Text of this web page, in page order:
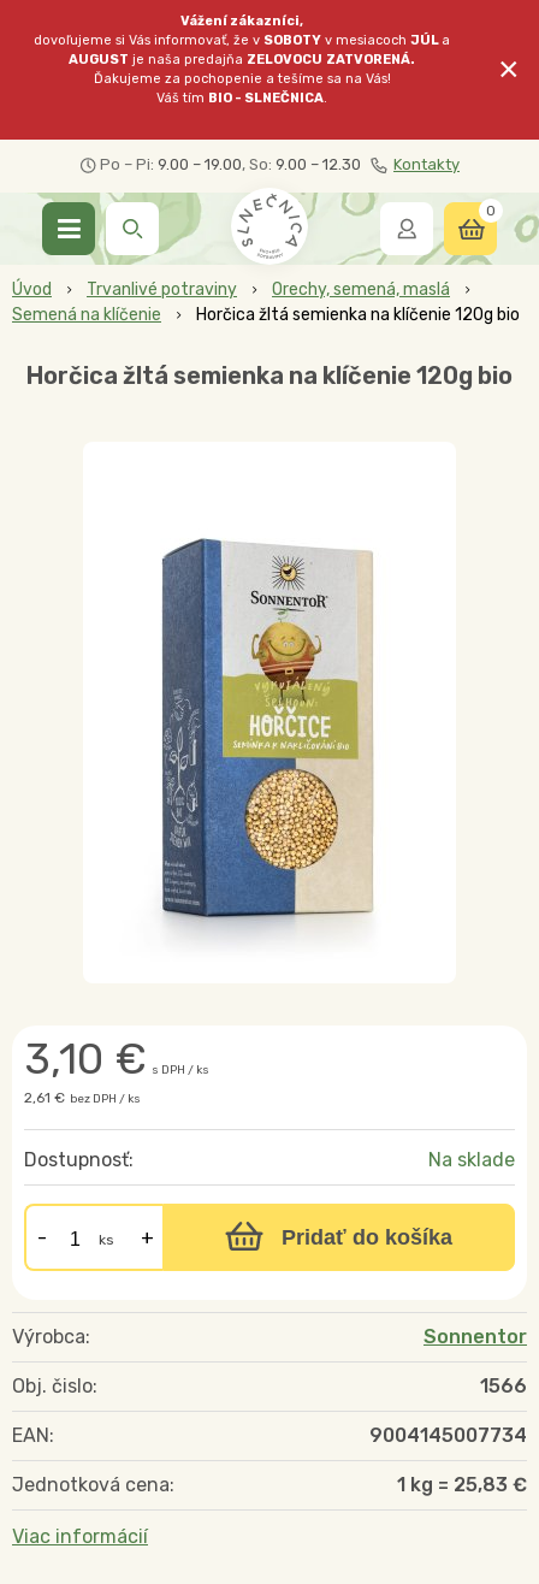
Vážení zákazníci,
dovoľujeme si Vás informovať, že v SOBOTY v mesiacochJÚL a
AUGUST je naša predajňa ZELOVOCU ZATVORENÁ.
Ďakujeme za pochopenie a tešíme sa na Vás!
Váš tím BIO - SLNEČNICA.
×
Po – Pi: 9.00 – 19.00, So: 9.00 – 12.30 Kontakty
0
Úvod Trvanlivé potraviny
Orechy, semená, maslá
Semená na klíčenie
Horčica žltá semienka na klíčenie 120g bio
Horčica žltá semienka na klíčenie 120g bio
3,10 € s DPH / ks
2,61 € bez DPH / ks
Dostupnosť: Na sklade
ks Pridať do košíka
Výrobca: Sonnentor
Obj. čislo: 1566
EAN: 9004145007734
Jednotková cena: 1 kg = 25,83 €
Viac informácií